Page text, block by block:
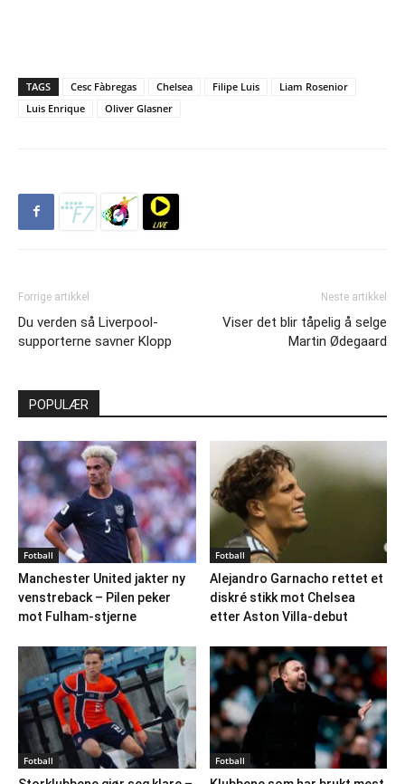
TAGS Cesc Fàbregas Chelsea Filipe Luis
Liam Rosenior
Luis Enrique
Oliver Glasner
Forrige artikkel
Du verden så Liverpool-
supporterne savner Klopp
Neste artikkel
Viser det blir tåpelig å selge
Martin Ødegaard
POPULÆR
Fotball
Manchester United jakter ny
venstreback – Pilen peker
mot Fulham-stjerne
Fotball
Alejandro Garnacho rettet et
diskré stikk mot Chelsea
etter Aston Villa-debut
Fotball Fotball